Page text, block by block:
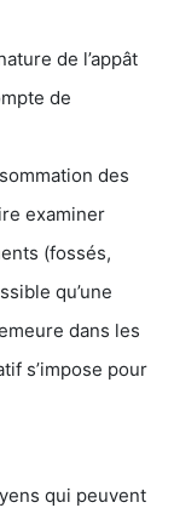
de l’appât
de
des
examiner
(fossés,
qu’une
dans les
s’impose pour
qui peuvent